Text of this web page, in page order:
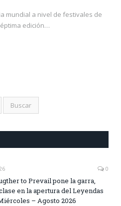
mundial a nivel de festivales de
edición…
0
to Prevail pone la garra,
en la apertura del Leyendas
– Agosto 2026